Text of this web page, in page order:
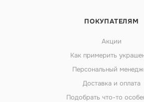
ПОКУПАТЕЛЯМ
Акции
Как примерить
Персональный
Доставка и оплата
Подобрать что-то